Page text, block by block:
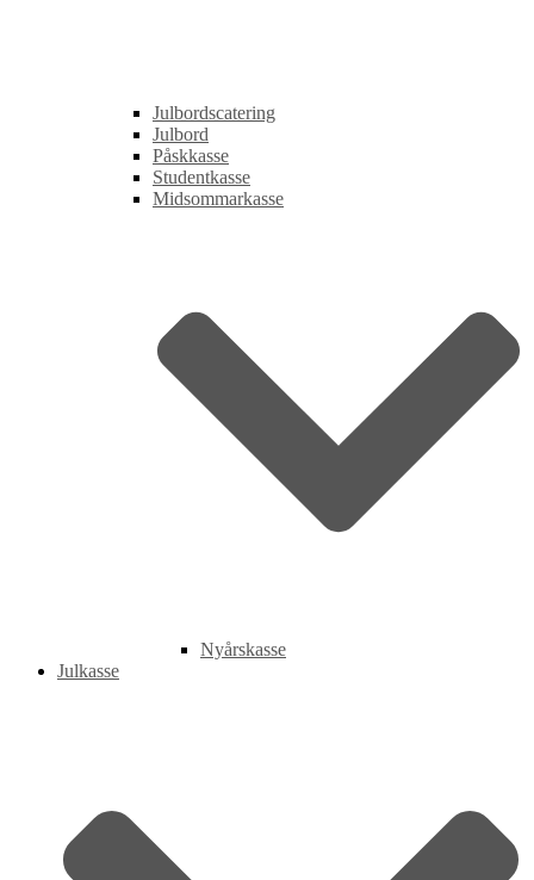
Julbordscatering
Julbord
Påskkasse
Studentkasse
Midsommarkasse
Nyårskasse
Julkasse